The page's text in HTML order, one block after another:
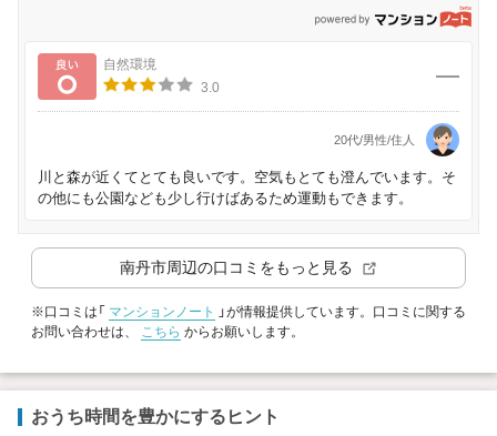
良い
自然環境
3.0
20代/男性/住人
川と森が近くてとても良いです。空気もとても澄んでいます。そ
の他にも公園なども少し行けばあるため運動もできます。
南丹市周辺の口コミをもっと見る
※口コミは「 マンションノート
」が情報提供しています。口コミに関する
お問い合わせは、 こちら からお願いします。
おうち時間を豊かにするヒント